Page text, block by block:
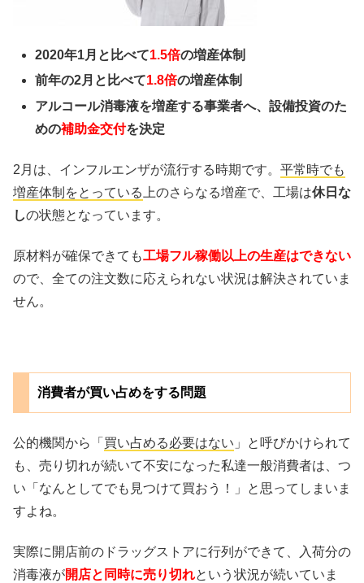
2020年1月と比べて1.5倍の増産体制
前年の2月と比べて1.8倍の増産体制
アルコール消毒液を増産する事業者へ、設備投資のた
めの補助金交付を決定
2月は、インフルエンザが流行する時期です。 平常時でも
増産体制をとっている 上のさらなる増産で、工場は休日な
しの状態となっています。
原材料が確保できても工場フル稼働以上の生産はできない
ので、全ての注文数に応えられない状況は解決されていま
せん。
消費者が買い占めをする問題
公的機関から「 買い占める必要はない 」と呼びかけられて
も、売り切れが続いて不安になった私達一般消費者は、つ
い「なんとしてでも見つけて買おう！」と思ってしまいま
すよね。
実際に開店前のドラッグストアに行列ができて、入荷分の
消毒液が開店と同時に売り切れという状況が続いていま